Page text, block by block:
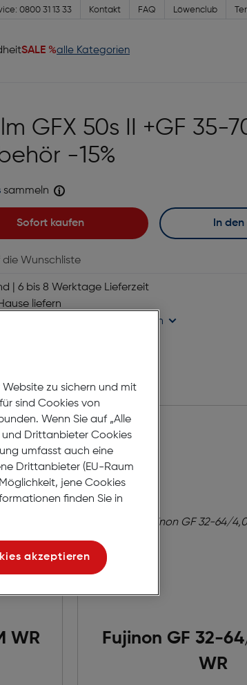
0800 31 13 33 Kontakt FAQ Löwenclub
SALE %alle Kategorien
GFX 50s II +GF 35-
-15%
sammeln
Sofort kaufen In
die Wunschliste
| 6 bis 8 Werktage Lieferzeit
liefern
Verfügbarkeit prüfen
WR
Fujinon GF 32-
WR
zu sichern und mit
sind Cookies von
Wenn Sie auf „Alle
und Drittanbieter Cookies
umfasst auch eine
Drittanbieter (EU-Raum
jene Cookies
finden Sie in
akzeptieren